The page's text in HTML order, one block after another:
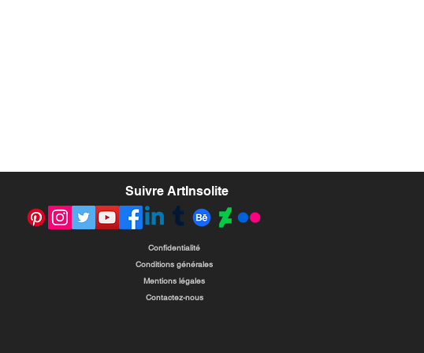
Suivre ArtInsolite
Confidentialité
Conditions générales
Mentions légales
Contactez-nous